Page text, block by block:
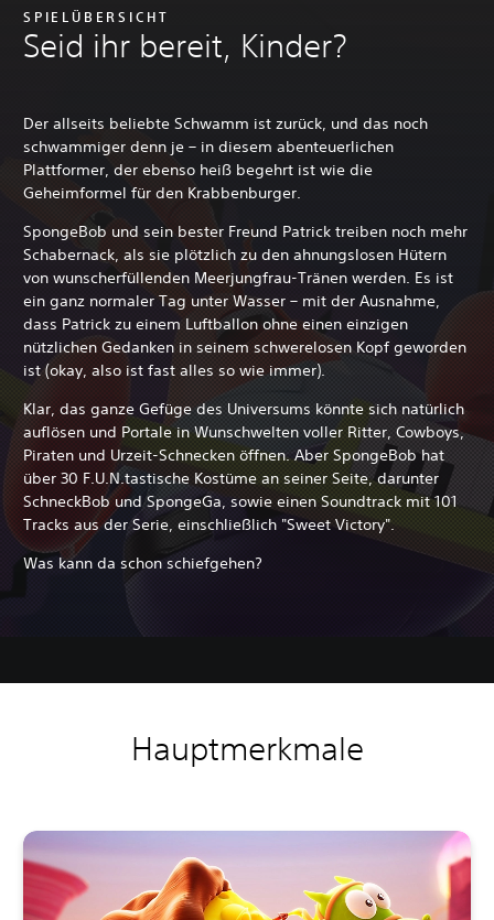
SPIELÜBERSICHT
Seid ihr bereit, Kinder?
Der allseits beliebte Schwamm ist zurück, und das noch
schwammiger denn je – in diesem abenteuerlichen
Plattformer, der ebenso heiß begehrt ist wie die
Geheimformel für den Krabbenburger.
SpongeBob und sein bester Freund Patrick treiben noch mehr
Schabernack, als sie plötzlich zu den ahnungslosen Hütern
von wunscherfüllenden Meerjungfrau-Tränen werden. Es ist
ein ganz normaler Tag unter Wasser – mit der Ausnahme,
dass Patrick zu einem Luftballon ohne einen einzigen
nützlichen Gedanken in seinem schwerelosen Kopf geworden
ist (okay, also ist fast alles so wie immer).
Klar, das ganze Gefüge des Universums könnte sich natürlich
auflösen und Portale in Wunschwelten voller Ritter, Cowboys,
Piraten und Urzeit-Schnecken öffnen. Aber SpongeBob hat
über 30 F.U.N.tastische Kostüme an seiner Seite, darunter
SchneckBob und SpongeGa, sowie einen Soundtrack mit 101
Tracks aus der Serie, einschließlich "Sweet Victory".
Was kann da schon schiefgehen?
Hauptmerkmale